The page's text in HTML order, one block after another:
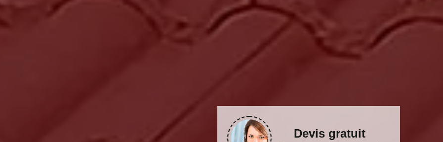
Devis gratuit